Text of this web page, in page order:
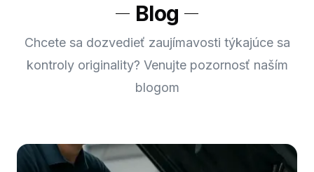
Blog
Chcete sa dozvedieť zaujímavosti týkajúce sa
kontroly originality? Venujte pozornosť naším
blogom